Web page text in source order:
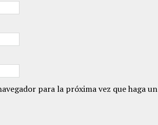
para la próxima vez que haga un